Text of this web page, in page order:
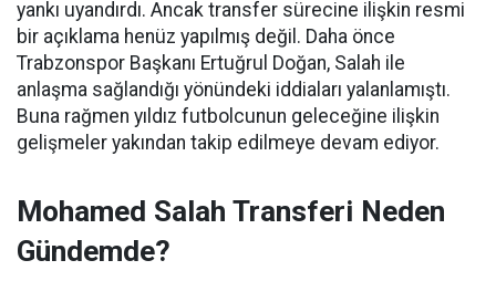
yankı uyandırdı. Ancak transfer sürecine ilişkin resmi
bir açıklama henüz yapılmış değil. Daha önce
Trabzonspor Başkanı Ertuğrul Doğan, Salah ile
anlaşma sağlandığı yönündeki iddiaları yalanlamıştı.
Buna rağmen yıldız futbolcunun geleceğine ilişkin
gelişmeler yakından takip edilmeye devam ediyor.
Mohamed Salah Transferi Neden
Gündemde?